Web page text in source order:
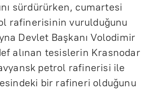
sürdürürken, cumartesi
rafinerisinin vurulduğunu
Devlet Başkanı Volodimir
alınan tesislerin Krasnodar
petrol rafinerisi ile
bir rafineri olduğunu